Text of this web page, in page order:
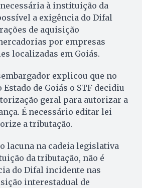
à instituição da
a exigência do Difal
de aquisição
por empresas
localizadas em Goiás.
explicou que no
de Goiás o STF decidiu
geral para autorizar a
É necessário editar lei
a tributação.
lacuna na cadeia legislativa
da tributação, não é
do Difal incidente nas
interestadual de